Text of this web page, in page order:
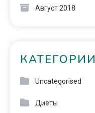
Август 2018
КАТЕГОРИИ
Uncategorised
Диеты